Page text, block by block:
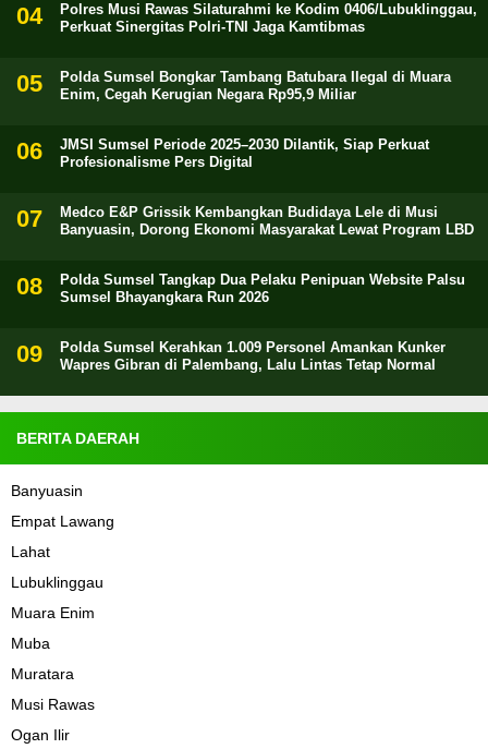
Polres Musi Rawas Silaturahmi ke Kodim 0406/Lubuklinggau,
Perkuat Sinergitas Polri-TNI Jaga Kamtibmas
Polda Sumsel Bongkar Tambang Batubara Ilegal di Muara
Enim, Cegah Kerugian Negara Rp95,9 Miliar
JMSI Sumsel Periode 2025–2030 Dilantik, Siap Perkuat
Profesionalisme Pers Digital
Medco E&P Grissik Kembangkan Budidaya Lele di Musi
Banyuasin, Dorong Ekonomi Masyarakat Lewat Program LBD
Polda Sumsel Tangkap Dua Pelaku Penipuan Website Palsu
Sumsel Bhayangkara Run 2026
Polda Sumsel Kerahkan 1.009 Personel Amankan Kunker
Wapres Gibran di Palembang, Lalu Lintas Tetap Normal
BERITA DAERAH
Banyuasin
Empat Lawang
Lahat
Lubuklinggau
Muara Enim
Muba
Muratara
Musi Rawas
Ogan Ilir